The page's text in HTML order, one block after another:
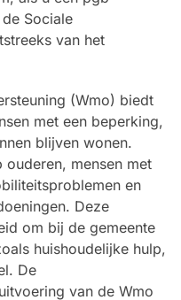
Sociale
van het
(Wmo) biedt
met een beperking,
blijven wonen.
mensen met
en
Deze
om bij de gemeente
huishoudelijke hulp,
De
van de Wmo